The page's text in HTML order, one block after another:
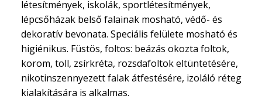
létesítmények, iskolák, sportlétesítmények,
lépcsőházak belső falainak mosható, védő- és
dekoratív bevonata. Speciális felülete mosható és
higiénikus. Füstös, foltos: beázás okozta foltok,
korom, toll, zsírkréta, rozsdafoltok eltüntetésére,
nikotinszennyezett falak átfestésére, izoláló réteg
kialakítására is alkalmas.